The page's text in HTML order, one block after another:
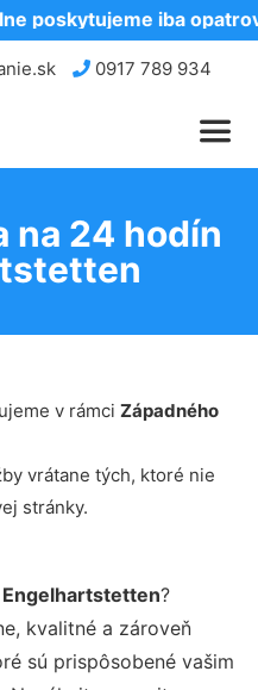
poskytujeme iba
0917 789 934
na 24 hodín
v rámci Západného
vrátane tých, ktoré nie
stránky.
?
kvalitné a zároveň
sú prispôsobené vašim